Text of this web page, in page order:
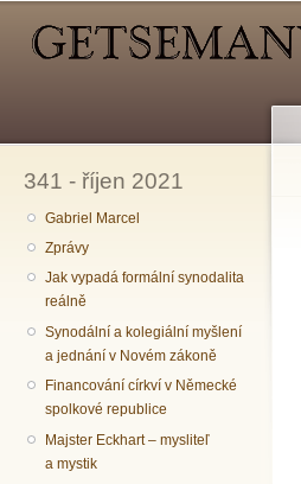
341 - říjen 2021
Gabriel Marcel
Zprávy
Jak vypadá formální synodalita
reálně
Synodální a kolegiální myšlení
a jednání v Novém zákoně
Financování církví v Německé
spolkové republice
Majster Eckhart – mysliteľ
a mystik